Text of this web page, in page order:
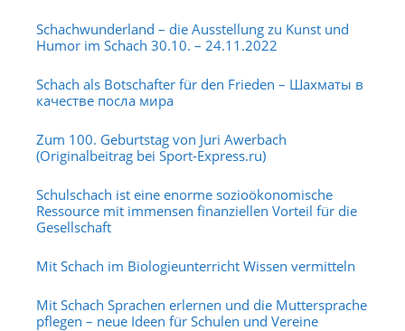
Schachwunderland – die Ausstellung zu Kunst und
Humor im Schach 30.10. – 24.11.2022
Schach als Botschafter für den Frieden – Шахматы в
качестве посла мира
Zum 100. Geburtstag von Juri Awerbach
(Originalbeitrag bei Sport-Express.ru)
Schulschach ist eine enorme sozioökonomische
Ressource mit immensen finanziellen Vorteil für die
Gesellschaft
Mit Schach im Biologieunterricht Wissen vermitteln
Mit Schach Sprachen erlernen und die Muttersprache
pflegen – neue Ideen für Schulen und Vereine